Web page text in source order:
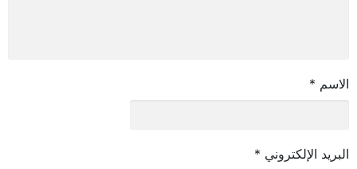
الاسم *
البريد الإلكتروني *